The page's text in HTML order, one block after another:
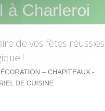
à Charleroi
de vos fêtes réussies
!
– CHAPITEAUX -
DE CUISINE